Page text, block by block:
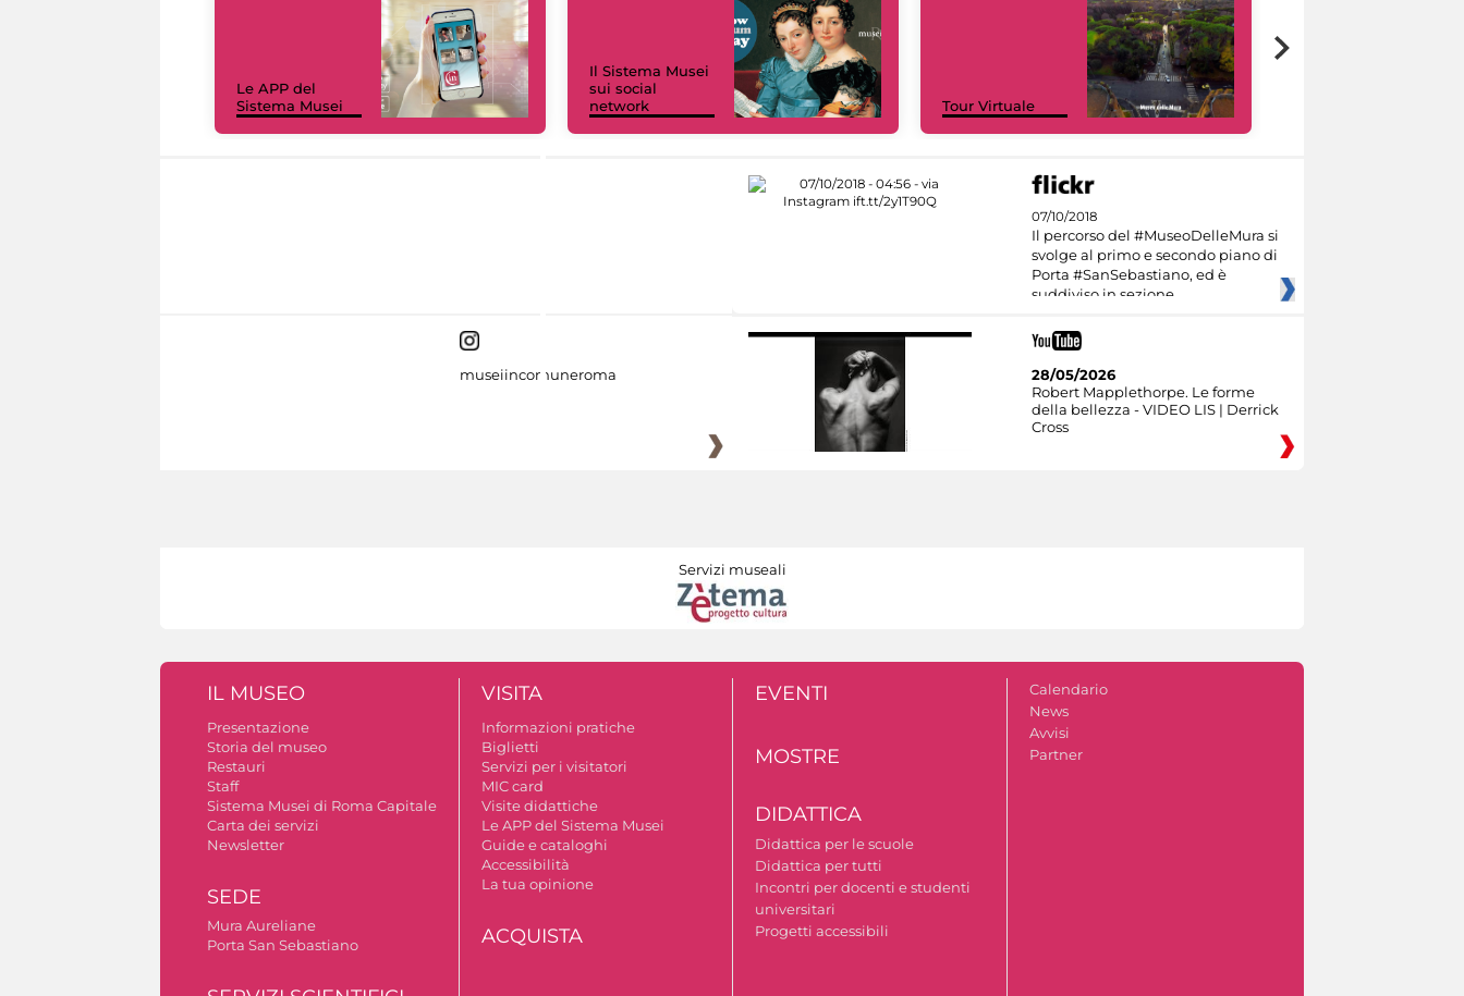
Le APP del
Sistema Musei
Il Sistema Musei
sui social
network
Tour Virtuale
07/10/2018
Il percorso del #MuseoDelleMura si
svolge al primo e secondo piano di
Porta #SanSebastiano, ed è
suddiviso in sezione
museiincomuneroma
28/05/2026
Robert Mapplethorpe. Le forme
della bellezza - VIDEO LIS | Derrick
Cross
Servizi museali
IL MUSEO
Presentazione
Storia del museo
Restauri
Staff
Sistema Musei di Roma Capitale
Carta dei servizi
Newsletter
SEDE
Mura Aureliane
Porta San Sebastiano
VISITA
Informazioni pratiche
Biglietti
Servizi per i visitatori
MIC card
Visite didattiche
Le APP del Sistema Musei
Guide e cataloghi
Accessibilità
La tua opinione
ACQUISTA
EVENTI
MOSTRE
DIDATTICA
Didattica per le scuole
Didattica per tutti
Incontri per docenti e studenti
universitari
Progetti accessibili
Calendario
News
Avvisi
Partner